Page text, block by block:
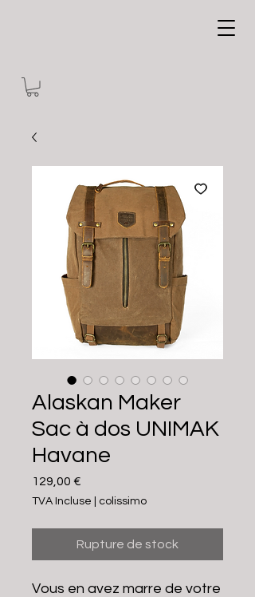
Alaskan Maker
Sac à dos UNIMAK
Havane
129,00 €
TVA Incluse colissimo
Rupture de stock
Vous en avez marre de votre